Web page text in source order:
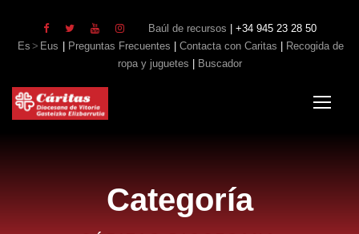
Baúl de recursos | +34 945 23 28 50
Es
Eus Preguntas Frecuentes Contacta con Caritas
Recogida de
ropa y juguetes
Buscador
Categoría